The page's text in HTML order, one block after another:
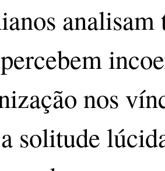
analisam
nos
solitude